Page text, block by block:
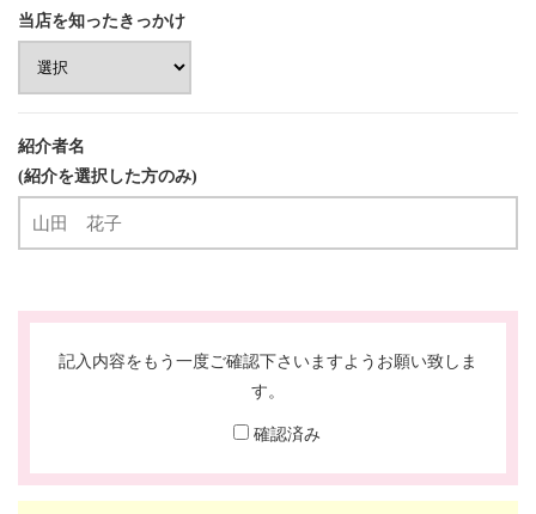
当店を知ったきっかけ
紹介者名
(紹介を選択した方のみ)
記入内容をもう一度ご確認下さいますようお願い致しま
す。
確認済み